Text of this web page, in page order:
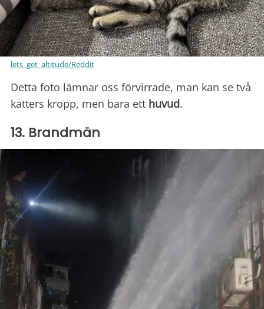
lets_get_altitude/Reddit
Detta foto lämnar oss förvirrade, man kan se två
katters kropp, men bara ett huvud.
13. Brandmän